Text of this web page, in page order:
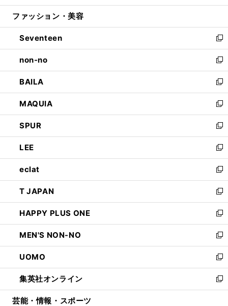
開
ウ
開
く
ン
ウ
で
開
く
ウ
ン
ド
ウ
で
開
く
ファッション・美容
Seventeen
新
し
い
ウ
ィ
ン
ド
ウ
で
開
く
non-no
新
し
い
ウ
ィ
ン
ド
ウ
で
開
く
BAILA
新
し
い
ウ
ィ
ン
ド
ウ
で
開
く
MAQUIA
新
し
い
ウ
ィ
ン
ド
ウ
で
開
く
SPUR
新
し
い
ウ
ィ
ン
ド
ウ
で
開
く
LEE
新
し
い
ウ
ィ
ン
ド
ウ
で
開
く
eclat
新
し
い
ウ
ィ
ン
ド
ウ
で
開
く
T JAPAN
新
し
い
ウ
ィ
ン
ド
ウ
で
開
HAPPY PLUS ONE
新
し
い
ウ
ィ
ン
ド
ウ
MEN'S NON-NO
新
し
い
ウ
ィ
ン
UOMO
新
し
い
ウ
集英社オンライン
新
し
芸能・情報・スポーツ